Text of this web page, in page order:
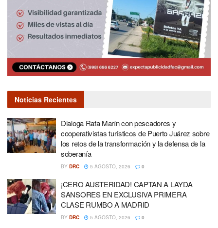
Noticias Recientes
Dialoga Rafa Marín con pescadores y
cooperativistas turísticos de Puerto Juárez sobre
los retos de la transformación y la defensa de la
soberanía
BY DRC 5 AGOSTO, 2026 0
¡CERO AUSTERIDAD! CAPTAN A LAYDA
SANSORES EN EXCLUSIVA PRIMERA
CLASE RUMBO A MADRID
BY DRC 5 AGOSTO, 2026 0